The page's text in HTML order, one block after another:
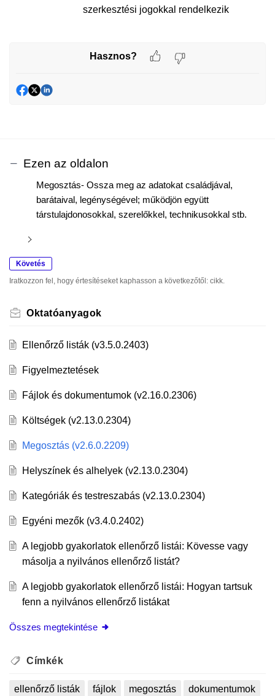
szerkesztési jogokkal rendelkezik
Hasznos?
Ezen az oldalon
Megosztás- Ossza meg az adatokat családjával,
barátaival, legénységével; működjön együtt
társtulajdonosokkal, szerelőkkel, technikusokkal stb.
Követés
Iratkozzon fel, hogy értesítéseket kaphasson a következőtől: cikk.
Oktatóanyagok
Ellenőrző listák (v3.5.0.2403)
Figyelmeztetések
Fájlok és dokumentumok (v2.16.0.2306)
Költségek (v2.13.0.2304)
Megosztás (v2.6.0.2209)
Helyszínek és alhelyek (v2.13.0.2304)
Kategóriák és testreszabás (v2.13.0.2304)
Egyéni mezők (v3.4.0.2402)
A legjobb gyakorlatok ellenőrző listái: Kövesse vagy
másolja a nyilvános ellenőrző listát?
A legjobb gyakorlatok ellenőrző listái: Hogyan tartsuk
fenn a nyilvános ellenőrző listákat
Összes megtekintése
Címkék
ellenőrző listák fájlok megosztás
dokumentumok